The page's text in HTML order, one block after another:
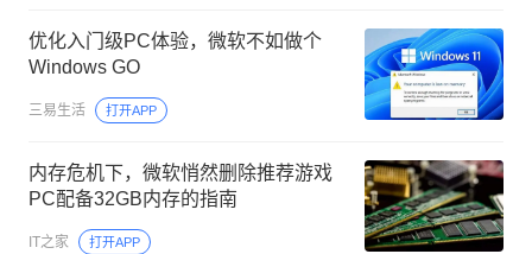
优化入门级PC体验，微软不如做个
Windows GO
三易生活 打开APP
内存危机下，微软悄然删除推荐游戏
PC配备32GB内存的指南
IT之家 打开APP